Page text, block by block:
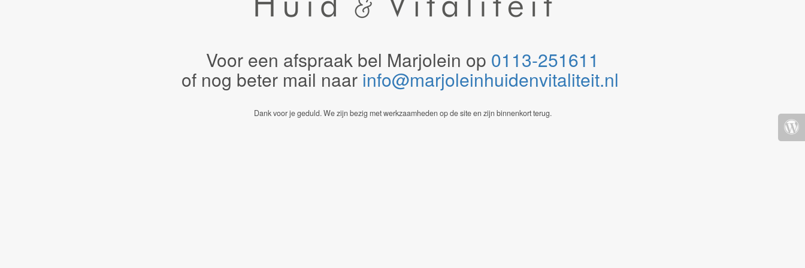
Voor een afspraak bel Marjolein op 0113-251611
of nog beter mail naar info@marjoleinhuidenvitaliteit.nl
Dank voor je geduld. We zijn bezig met werkzaamheden op de site en zijn binnenkort terug.